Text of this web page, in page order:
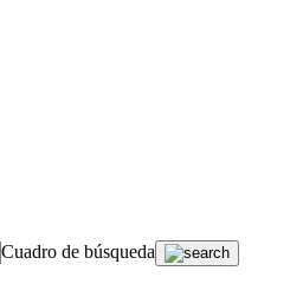
Cuadro de búsqueda